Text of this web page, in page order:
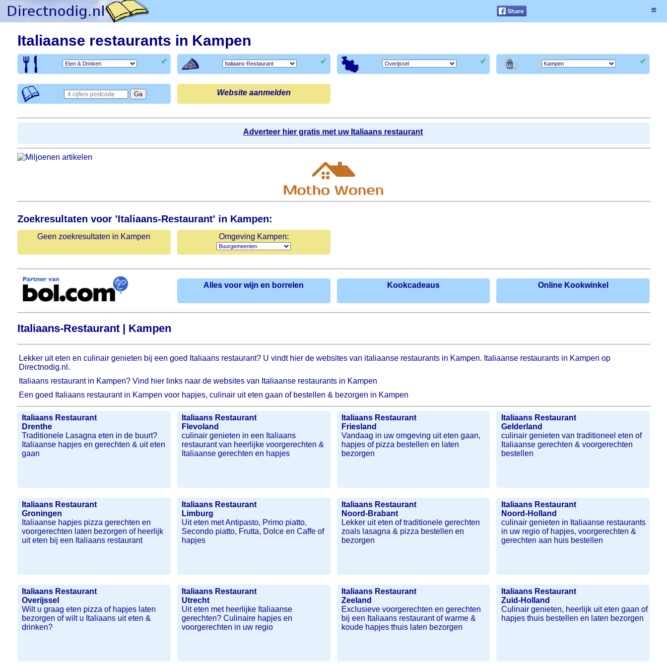
Italiaanse restaurants in Kampen
✔ ✔ ✔ ✔
Website aanmelden
Adverteer hier gratis met uw Italiaans restaurant
Zoekresultaten voor 'Italiaans-Restaurant' in Kampen:
Geen zoekresultaten in Kampen Omgeving Kampen:
Alles voor wijn en borrelen Kookcadeaus Online Kookwinkel
Italiaans-Restaurant | Kampen
Lekker uit eten en culinair genieten bij een goed Italiaans restaurant? U vindt hier de websites van italiaanse restaurants in Kampen. Italiaanse restaurants in Kampen op
Directnodig.nl.
Italiaans restaurant in Kampen? Vind hier links naar de websites van Italiaanse restaurants in Kampen
Een goed Italiaans restaurant in Kampen voor hapjes, culinair uit eten gaan of bestellen & bezorgen in Kampen
Italiaans Restaurant
Drenthe
Traditionele Lasagna eten in de buurt?
Italiaanse hapjes en gerechten & uit eten
gaan
Italiaans Restaurant
Flevoland
culinair genieten in een Italiaans
restaurant van heerlijke voorgerechten &
Italiaanse gerechten en hapjes
Italiaans Restaurant
Friesland
Vandaag in uw omgeving uit eten gaan,
hapjes of pizza bestellen en laten
bezorgen
Italiaans Restaurant
Gelderland
culinair genieten van traditioneel eten of
Italiaanse gerechten & voorgerechten
bestellen
Italiaans Restaurant
Groningen
Italiaanse hapjes pizza gerechten en
voorgerechten laten bezorgen of heerlijk
uit eten bij een Italiaans restaurant
Italiaans Restaurant
Limburg
Uit eten met Antipasto, Primo piatto,
Secondo piatto, Frutta, Dolce en Caffe of
hapjes
Italiaans Restaurant
Noord-Brabant
Lekker uit eten of traditionele gerechten
zoals lasagna & pizza bestellen en
bezorgen
Italiaans Restaurant
Noord-Holland
culinair genieten in Italiaanse restaurants
in uw regio of hapjes, voorgerechten &
gerechten aan huis bestellen
Italiaans Restaurant
Overijssel
Wilt u graag eten pizza of hapjes laten
bezorgen of wilt u Italiaans uit eten &
drinken?
Italiaans Restaurant
Utrecht
Uit eten met heerlijke Italiaanse
gerechten? Culinaire hapjes en
voorgerechten in uw regio
Italiaans Restaurant
Zeeland
Exclusieve voorgerechten en gerechten
bij een Italiaans restaurant of warme &
koude hapjes thuis laten bezorgen
Italiaans Restaurant
Zuid-Holland
Culinair genieten, heerlijk uit eten gaan of
hapjes thuis bestellen en laten bezorgen
≡